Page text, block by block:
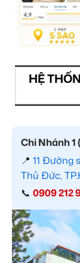
HỆ
Chi Nhánh 1
📍 11 Đường
Thủ Đức,
📞 0909 212